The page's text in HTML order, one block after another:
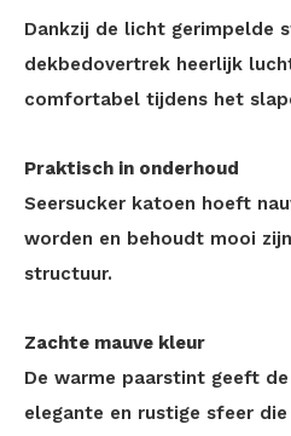
Dankzij de licht gerimpelde
dekbedovertrek heerlijk
comfortabel tijdens het
Praktisch in onderhoud
Seersucker katoen hoeft
worden en behoudt mooi
structuur.
Zachte mauve kleur
De warme paarstint geeft
elegante en rustige sfeer